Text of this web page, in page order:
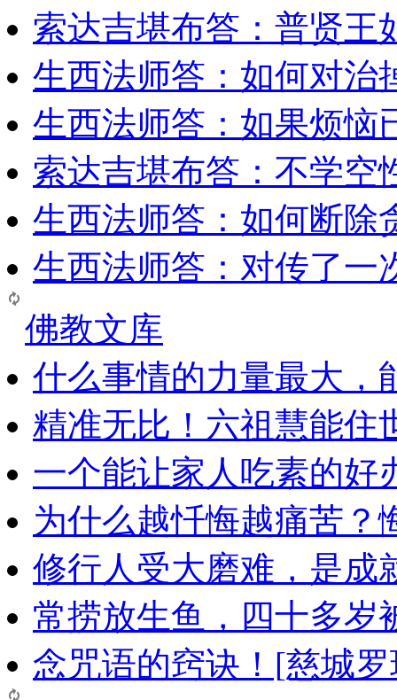
索达吉堪布答：普贤王
生西法师答：如何对治
生西法师答：如果烦恼
索达吉堪布答：​不学空
生西法师答：如何断除
生西法师答：对传了一
佛教文库
什么事情的力量最大，
精准无比！六祖慧能住
一个能让家人吃素的好
为什么越忏悔越痛苦？
修行人受大磨难，是成
常捞放生鱼，四十多岁
念咒语的窍诀！[慈城